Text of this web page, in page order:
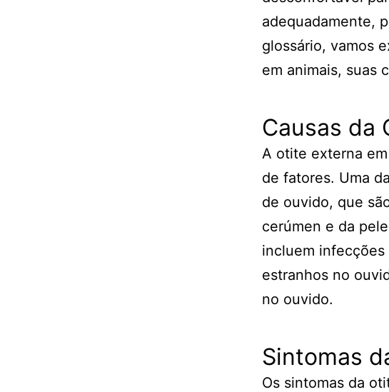
adequadamente,
glossário, vamos
em animais, suas
Causas da
A otite externa
de fatores. Uma
de ouvido, que
cerúmen e da
incluem
estranhos no
no ouvido.
Sintomas
Os sintomas da